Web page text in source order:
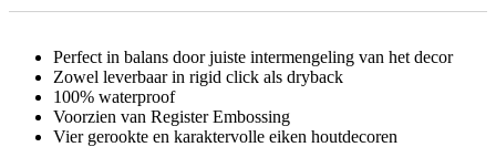
Perfect in balans door juiste intermengeling van het decor
Zowel leverbaar in rigid click als dryback
100% waterproof
Voorzien van Register Embossing
Vier gerookte en karaktervolle eiken houtdecoren